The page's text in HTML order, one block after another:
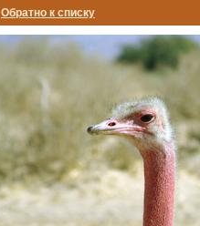
Обратно к списку